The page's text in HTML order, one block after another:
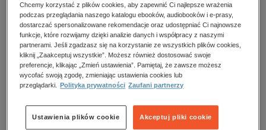
Kategorie
Zobacz wszystkie E-prasa
budownictwo, aranżacja wnętrz
biznesowe, branżowe, gospodarka
dzienniki
Strona główna Elżbieta Isakiewicz
Elżbieta Isakiewicz
Sortowanie Filtrowanie
Chcemy korzystać z plików cookies, aby zapewnić Ci najlepsze wrażenia
podczas przeglądania naszego katalogu ebooków, audiobooków i e-prasy,
dostarczać spersonalizowane rekomendacje oraz udostępniać Ci najnowsze
funkcje, które rozwijamy dzięki analizie danych i współpracy z naszymi
partnerami. Jeśli zgadzasz się na korzystanie ze wszystkich plików cookies,
kliknij „Zaakceptuj wszystkie”. Możesz również dostosować swoje
preferencje, klikając „Zmień ustawienia”. Pamiętaj, że zawsze możesz
wycofać swoją zgodę, zmieniając ustawienia cookies lub
przeglądarki.
Polityka prywatności Zaufani partnerzy
Akceptuj pliki cookie
Ustawienia plików cookie